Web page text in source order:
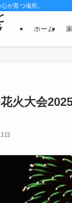
が育つ場所。
ホーム
火大会
日